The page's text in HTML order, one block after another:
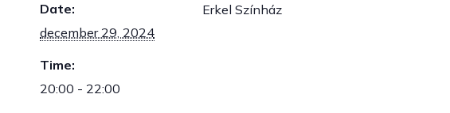
Date:
december 29, 2024
Time:
20:00 - 22:00
Erkel Színház